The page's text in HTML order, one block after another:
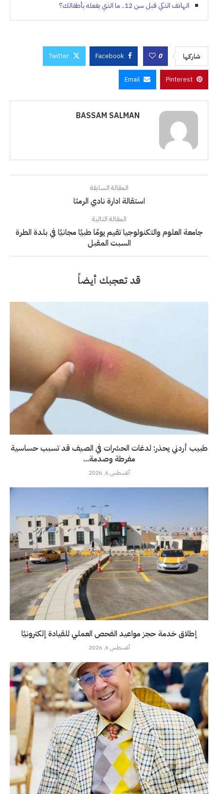
الهاتف الذكي قبل سن 12.. ما الذي يفعله بأطفالك؟
شاركها 0
Facebook
Twitter
Pinterest
Email
BASSAM SALMAN
المقالة السابقة
استقالة ادارة نادي الرمثا
المقالة التالية
جامعة العلوم والتكنولوجيا تقيم يومًا طبيًا مجانيًا في بلدة الطرة
السبت المقبل
قد تعجبك أيضاً
طبيب أردني يحذر: لدغات الحشرات في الصيف قد تسبب حساسية
مفرطة وصدمة...
أغسطس 6, 2026
إطلاق خدمة حجز مواعيد الفحص العملي للقيادة إلكترونيًا
أغسطس 6, 2026